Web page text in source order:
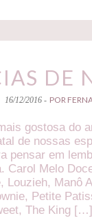
DE
16/12/2016 - POR
gostosa do
de nossas
pensar em
Carol Melo
Louzieh, Manô
Petite
The King […]